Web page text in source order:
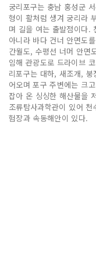
궁리포구는 충남 홍성군
형이 활처럼 생겨 궁리라
며 길을 여는 출발점이다.
아니라 바다 건너 안면도
간월도, 수평선 너머 안면
임해 관광도로 드라이브
리포구는 대하, 새조개,
어오며 포구 주변에는 크
잡아 온 싱싱한 해산물을
조류탐사과학관이 있어
험장과 속동해안이 있다.